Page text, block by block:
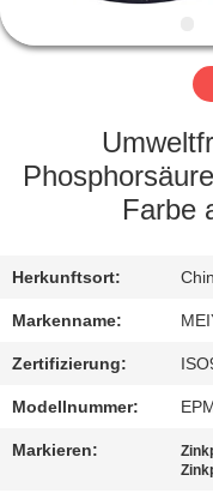
ÜBER
KONTAKT
MIT
UNS
Farbe
Herkunftsort:
Markenname:
Zertifizierung:
Modellnummer:
Markieren: